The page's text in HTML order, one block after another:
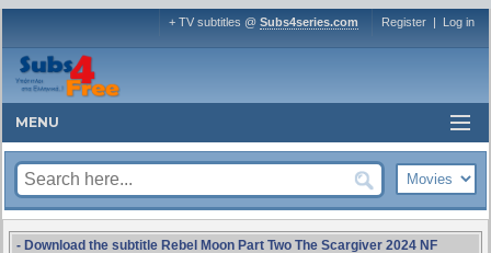
+ TV subtitles @ Subs4series.com Register | Log in
MENU
- Download the subtitle Rebel Moon Part Two The Scargiver 2024 NF